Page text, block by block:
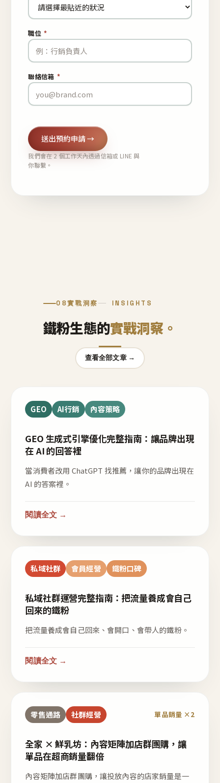
職位 *
聯絡信箱 *
送出預約申請 →
我們會在 2 個工作天內透過信箱或 LINE 與
你聯繫。
08實戰洞察 INSIGHTS
鐵粉生態的實戰洞察。
查看全部文章 →
GEO AI行銷 內容策略
GEO 生成式引擎優化完整指南：讓品牌出現
在 AI 的回答裡
當消費者改用 ChatGPT 找推薦，讓你的品牌出現在
AI 的答案裡。
閱讀全文 →
私域社群 會員經營 鐵粉口碑
私域社群運營完整指南：把流量養成會自己
回來的鐵粉
把流量養成會自己回來、會開口、會帶人的鐵粉。
閱讀全文 →
零售通路 社群經營 單品銷量 ×2
全家 × 鮮乳坊：內容矩陣加店群團購，讓
單品在超商銷量翻倍
內容矩陣加店群團購，讓投放內容的店家銷量是一